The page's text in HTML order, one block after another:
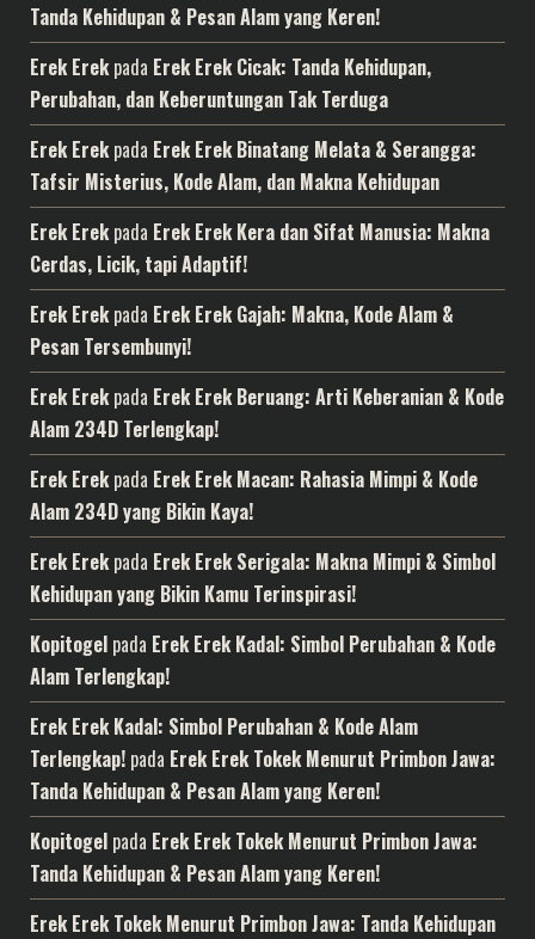
Tanda Kehidupan & Pesan Alam yang Keren!
Erek Erek pada Erek Erek Cicak: Tanda Kehidupan,
Perubahan, dan Keberuntungan Tak Terduga
Erek Erek pada Erek Erek Binatang Melata & Serangga:
Tafsir Misterius, Kode Alam, dan Makna Kehidupan
Erek Erek pada Erek Erek Kera dan Sifat Manusia: Makna
Cerdas, Licik, tapi Adaptif!
Erek Erek pada Erek Erek Gajah: Makna, Kode Alam &
Pesan Tersembunyi!
Erek Erek pada Erek Erek Beruang: Arti Keberanian & Kode
Alam 234D Terlengkap!
Erek Erek pada Erek Erek Macan: Rahasia Mimpi & Kode
Alam 234D yang Bikin Kaya!
Erek Erek pada Erek Erek Serigala: Makna Mimpi & Simbol
Kehidupan yang Bikin Kamu Terinspirasi!
Kopitogel pada Erek Erek Kadal: Simbol Perubahan & Kode
Alam Terlengkap!
Erek Erek Kadal: Simbol Perubahan & Kode Alam
Terlengkap! pada Erek Erek Tokek Menurut Primbon Jawa:
Tanda Kehidupan & Pesan Alam yang Keren!
Kopitogel pada Erek Erek Tokek Menurut Primbon Jawa:
Tanda Kehidupan & Pesan Alam yang Keren!
Erek Erek Tokek Menurut Primbon Jawa: Tanda Kehidupan